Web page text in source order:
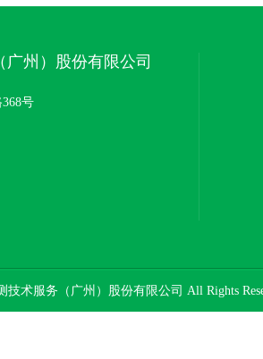
州）股份有限公司
号
技术服务（广州）股份有限公司 All Rights